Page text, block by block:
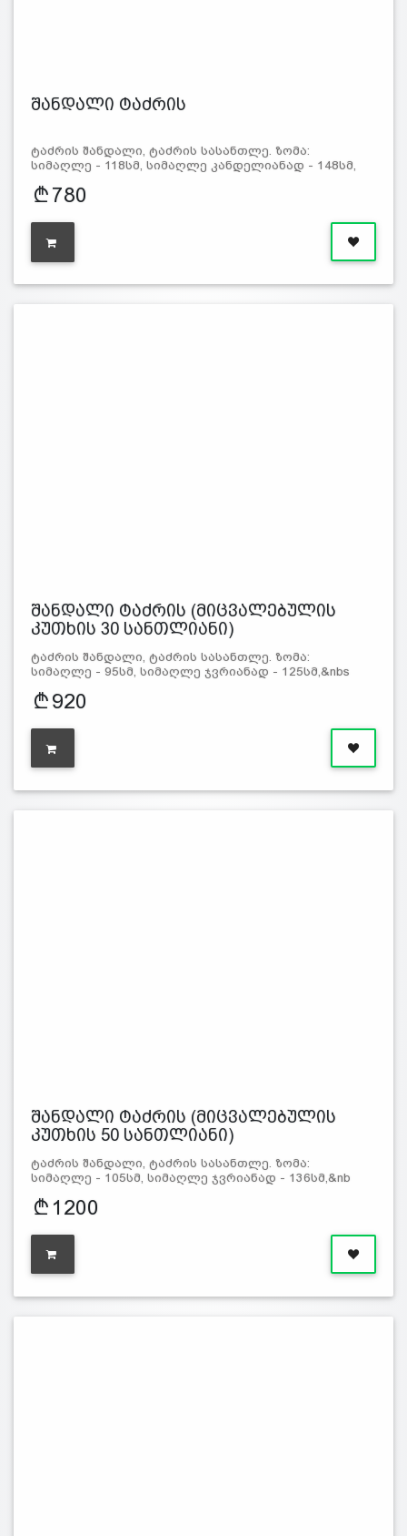
შანდალი ტაძრის
ტაძრის შანდალი, ტაძრის სასანთლე. ზომა:
სიმაღლე - 118სმ, სიმაღლე კანდელიანად - 148სმ,
780
შანდალი ტაძრის (მიცვალებულის
კუთხის 30 სანთლიანი)
ტაძრის შანდალი, ტაძრის სასანთლე. ზომა:
სიმაღლე - 95სმ, სიმაღლე ჯვრიანად - 125სმ,&nbs
920
შანდალი ტაძრის (მიცვალებულის
კუთხის 50 სანთლიანი)
ტაძრის შანდალი, ტაძრის სასანთლე. ზომა:
სიმაღლე - 105სმ, სიმაღლე ჯვრიანად - 136სმ,&nb
1200